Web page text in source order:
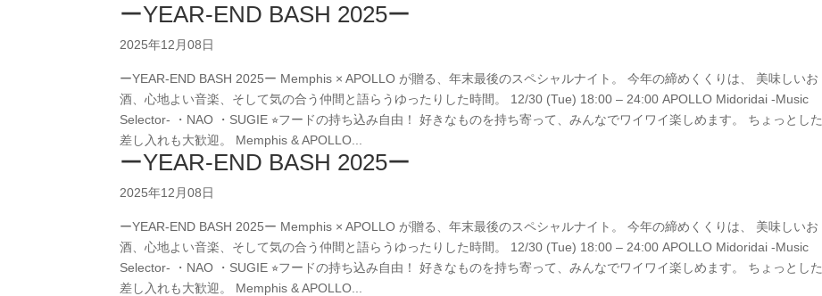
ーYEAR-END BASH 2025ー
2025年12月08日
ーYEAR-END BASH 2025ー Memphis × APOLLO が贈る、年末最後のスペシャルナイト。 今年の締めくくりは、 美味しいお
酒、心地よい音楽、そして気の合う仲間と語らうゆったりした時間。 12/30 (Tue) 18:00 – 24:00 APOLLO Midoridai -Music
Selector- ・NAO ・SUGIE ⭐︎フードの持ち込み自由！ 好きなものを持ち寄って、みんなでワイワイ楽しめます。 ちょっとした
差し入れも大歓迎。 Memphis & APOLLO...
ーYEAR-END BASH 2025ー
2025年12月08日
ーYEAR-END BASH 2025ー Memphis × APOLLO が贈る、年末最後のスペシャルナイト。 今年の締めくくりは、 美味しいお
酒、心地よい音楽、そして気の合う仲間と語らうゆったりした時間。 12/30 (Tue) 18:00 – 24:00 APOLLO Midoridai -Music
Selector- ・NAO ・SUGIE ⭐︎フードの持ち込み自由！ 好きなものを持ち寄って、みんなでワイワイ楽しめます。 ちょっとした
差し入れも大歓迎。 Memphis & APOLLO...